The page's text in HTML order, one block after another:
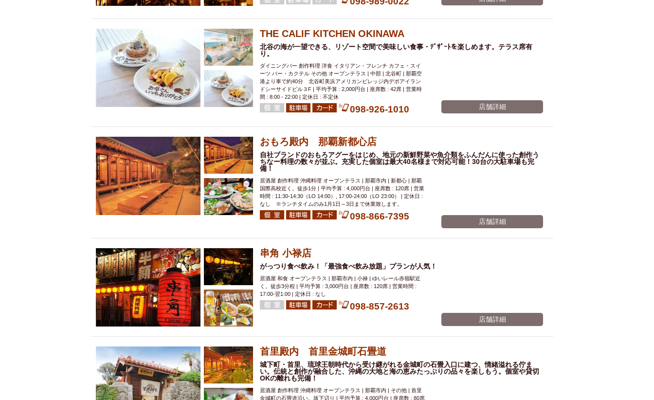
THE CALIF KITCHEN OKINAWA
北谷の海が一望できる、リゾート空間で美味しい食事・ﾃﾞｻﾞｰﾄを楽しめます。テラス席有
り。
ダイニングバー 創作料理 洋食 イタリアン・フレンチ カフェ・スイ
ーツ バー・カクテル その他 オープンテラス | 中部 | 北谷町 | 那覇空
港より車で約40分 北谷町美浜アメリカンビレッジ内デポアイラン
ドシーサイドビル３F | 平均予算 : 2,000円台 | 座席数 : 42席 | 営業時
間 : 8:00 - 22:00 | 定休日 : 不定休
098-926-1010 店舗詳細
おもろ殿内 那覇新都心店
自社ブランドのおもろアグーをはじめ、地元の新鮮野菜や魚介類をふんだんに使った創作う
ちなー料理の数々が並ぶ。充実した個室は最大40名様まで対応可能！30台の大駐車場も完
備！
居酒屋 創作料理 沖縄料理 オープンテラス | 那覇市内 | 新都心 | 那覇
国際高校近く。徒歩1分 | 平均予算 : 4,000円台 | 座席数 : 120席 | 営業
時間 : 11:30-14:30（LO 14:00）, 17:00-24:00（LO 23:00） | 定休日 :
なし ※ランチタイムのみ1月1日～3日まで休業致します。
098-866-7395 店舗詳細
串角 小禄店
がっつり食べ飲み！「最強食べ飲み放題」プランが人気！
居酒屋 和食 オープンテラス | 那覇市内 | 小禄 | ゆいレール赤嶺駅近
く。徒歩3分程 | 平均予算 : 3,000円台 | 座席数 : 120席 | 営業時間 :
17:00-翌1:00 | 定休日 : なし
098-857-2613
店舗詳細
首里殿内 首里金城町石畳道
城下町・首里、琉球王朝時代から受け継がれる金城町の石畳入口に建つ、情緒溢れる佇ま
い。伝統と創作が融合した、沖縄の大地と海の恵みたっぷりの品々を楽しもう。個室や貸切
OKの離れも完備！
居酒屋 創作料理 沖縄料理 オープンテラス | 那覇市内 | その他 | 首里
金城町の石畳道沿い。坂下辺り | 平均予算 : 4,000円台 | 座席数 : 80席